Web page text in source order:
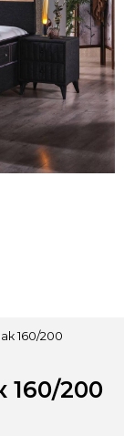
160/200
160/200